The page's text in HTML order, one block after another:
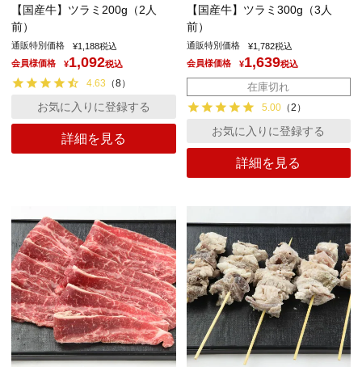
【国産牛】ツラミ200g（2人
前）
通販特別価格 ¥1,188税込
会員様価格
¥1,092税込
4.63 （8）
詳細を見る
お気に入りに登録する
【国産牛】ツラミ300g（3人
前）
通販特別価格 ¥1,782税込
会員様価格
¥1,639税込
在庫切れ
5.00（2 ）
詳細を見る
お気に入りに登録する